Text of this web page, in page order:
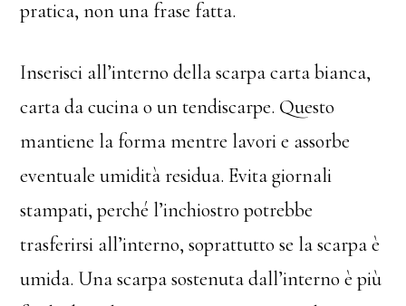
pratica, non una frase fatta.
Inserisci all’interno della scarpa carta bianca,
carta da cucina o un tendiscarpe. Questo
mantiene la forma mentre lavori e assorbe
eventuale umidità residua. Evita giornali
stampati, perché l’inchiostro potrebbe
trasferirsi all’interno, soprattutto se la scarpa è
umida. Una scarpa sostenuta dall’interno è più